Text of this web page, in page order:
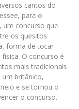
cantos do
para o
um concurso que
os quesitos
forma de tocar
O concurso é
mais tradicionais
um britânico,
e se tornou o
o concurso.